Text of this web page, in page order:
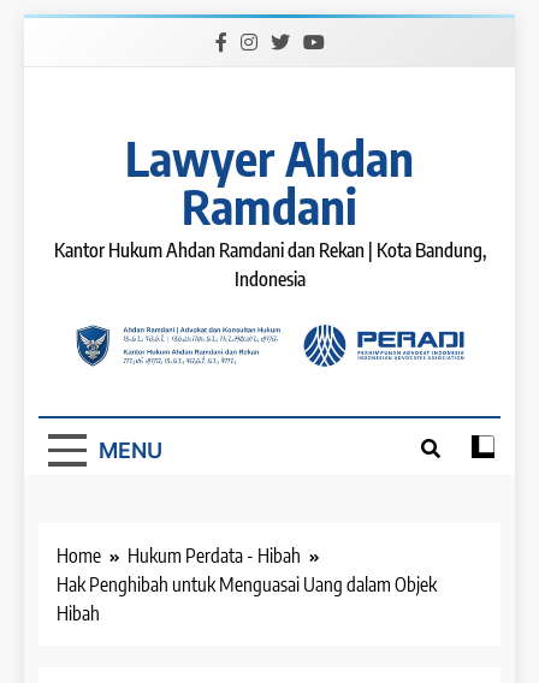
Lawyer Ahdan
Ramdani
Kantor Hukum Ahdan Ramdani dan Rekan | Kota Bandung,
Indonesia
MENU
Home
Hukum Perdata - Hibah
Hak Penghibah untuk Menguasai Uang dalam Objek
Hibah